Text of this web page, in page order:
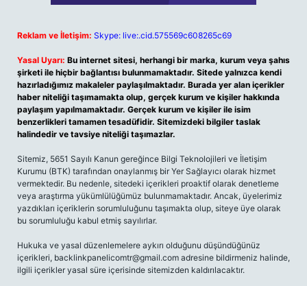
Reklam ve İletişim: Skype: live:.cid.575569c608265c69
Yasal Uyarı: Bu internet sitesi, herhangi bir marka, kurum veya şahıs
şirketi ile hiçbir bağlantısı bulunmamaktadır. Sitede yalnızca kendi
hazırladığımız makaleler paylaşılmaktadır. Burada yer alan içerikler
haber niteliği taşımamakta olup, gerçek kurum ve kişiler hakkında
paylaşım yapılmamaktadır. Gerçek kurum ve kişiler ile isim
benzerlikleri tamamen tesadüfidir. Sitemizdeki bilgiler taslak
halindedir ve tavsiye niteliği taşımazlar.
Sitemiz, 5651 Sayılı Kanun gereğince Bilgi Teknolojileri ve İletişim
Kurumu (BTK) tarafından onaylanmış bir Yer Sağlayıcı olarak hizmet
vermektedir. Bu nedenle, sitedeki içerikleri proaktif olarak denetleme
veya araştırma yükümlülüğümüz bulunmamaktadır. Ancak, üyelerimiz
yazdıkları içeriklerin sorumluluğunu taşımakta olup, siteye üye olarak
bu sorumluluğu kabul etmiş sayılırlar.
Hukuka ve yasal düzenlemelere aykırı olduğunu düşündüğünüz
içerikleri, backlinkpanelicomtr@gmail.com adresine bildirmeniz halinde,
ilgili içerikler yasal süre içerisinde sitemizden kaldırılacaktır.